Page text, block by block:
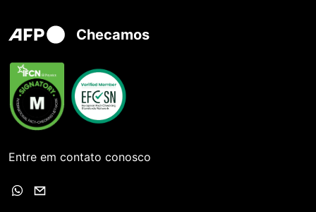
Checamos
Entre em contato conosco